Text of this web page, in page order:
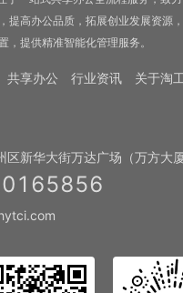
提高办公品质，拓展创业发展资源
，提供精准智能化管理服务。
共享办公 行业资讯 关于淘
区新华大街万达广场（万方大